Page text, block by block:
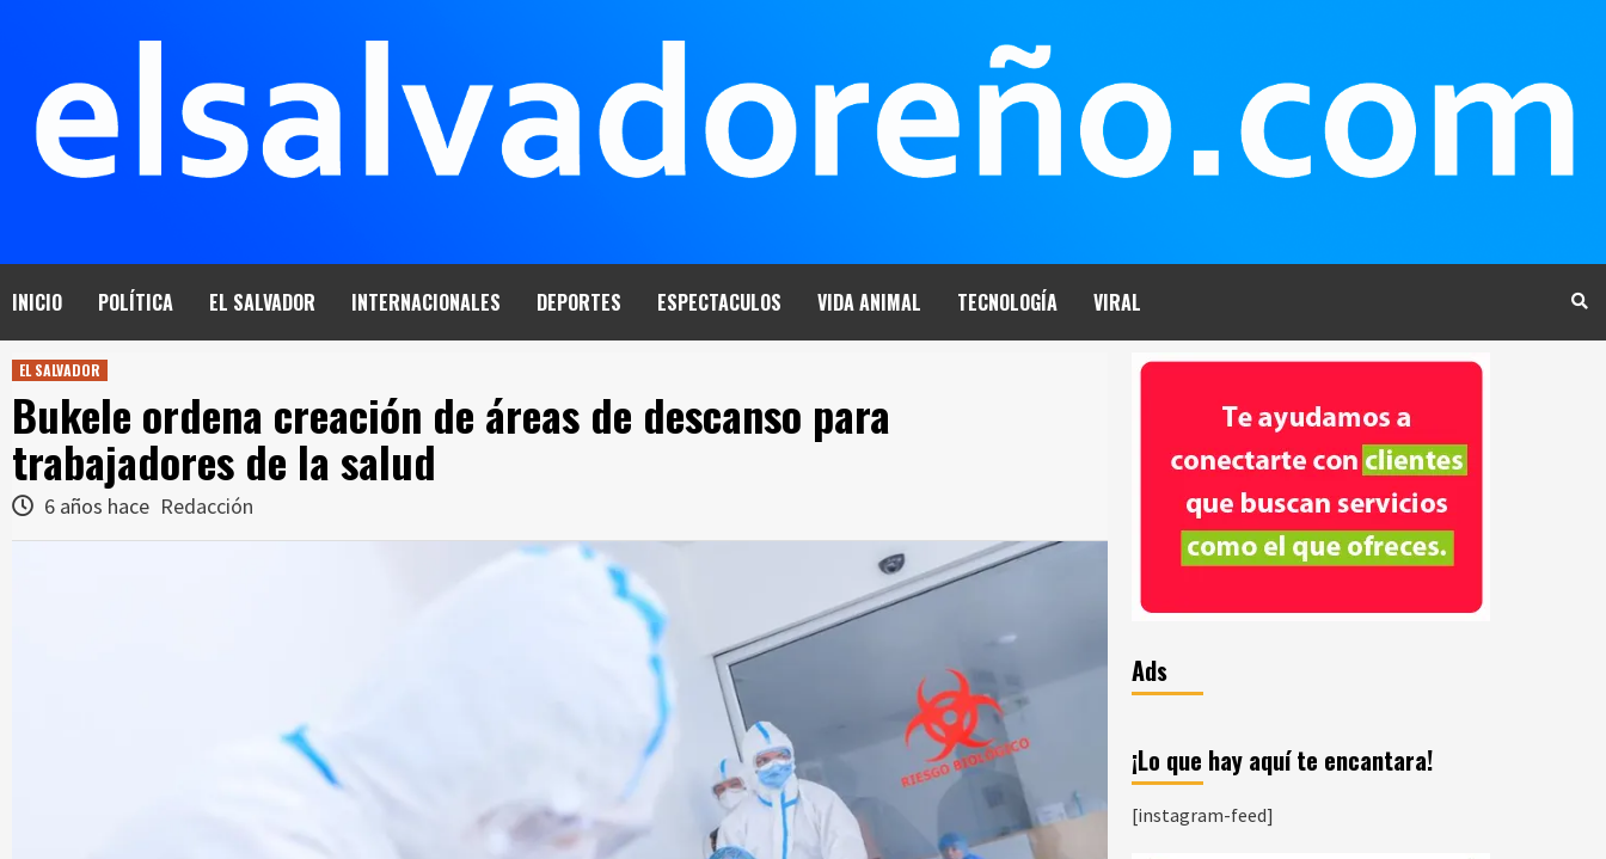
INICIO POLÍTICA EL SALVADOR INTERNACIONALES DEPORTES ESPECTACULOS VIDA ANIMAL TECNOLOGÍA VIRAL
EL SALVADOR
Bukele ordena creación de áreas de descanso para
trabajadores de la salud
6 años hace Redacción
Ads
¡Lo que hay aquí te encantara!
[instagram-feed]